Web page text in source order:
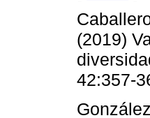
(2019)
42:357-